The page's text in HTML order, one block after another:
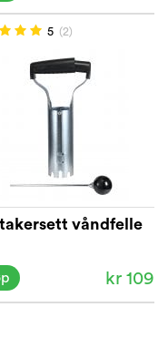
5 (2)
våndfelle
kr 109